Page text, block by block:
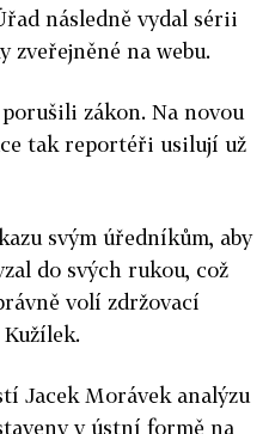
následně vydal sérii
zveřejněné na webu.
zákon. Na novou
tak reportéři usilují už
svým úředníkům, aby
do svých rukou, což
volí zdržovací
Jacek Morávek analýzu
v ústní formě na